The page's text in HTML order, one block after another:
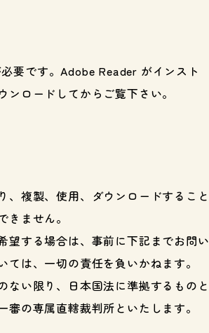
要です。Adobe Reader がインスト
ロードしてからご覧下さい。
複製、使用、ダウンロードすること
ません。
望する場合は、事前に下記までお問い
は、一切の責任を負いかねます。
い限り、日本国法に準拠するものと
の専属直轄裁判所といたします。